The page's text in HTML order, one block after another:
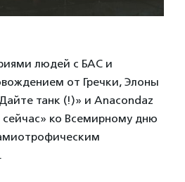
людей с БАС и
от Гречки, Элоны
танк (!)» и Anacondaz
ко Всемирному дню